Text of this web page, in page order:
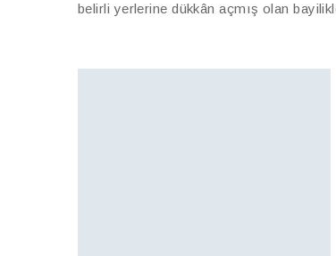
belirli yerlerine dükkân açmış olan